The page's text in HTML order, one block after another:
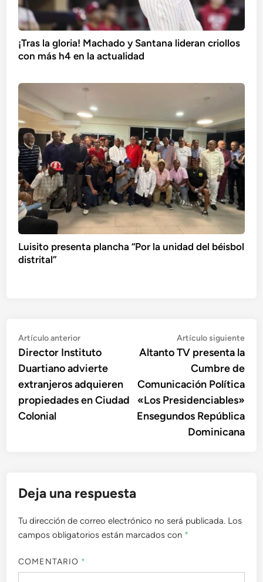
¡Tras la gloria! Machado y Santana lideran criollos
con más h4 en la actualidad
Luisito presenta plancha “Por la unidad del béisbol
distrital”
Navegación
de
entradas
Artículo anteriorArtículo
anterior:
Director Instituto
Duartiano advierte
extranjeros adquieren
propiedades en Ciudad
Colonial
Artículo siguiente
Altanto TV presenta la
Cumbre de
Comunicación Política
«Los Presidenciables»
Ensegundos República
Dominicana
Deja una respuesta
Tu dirección de correo electrónico no será publicada. Los
campos obligatorios están marcados con *
COMENTARIO *